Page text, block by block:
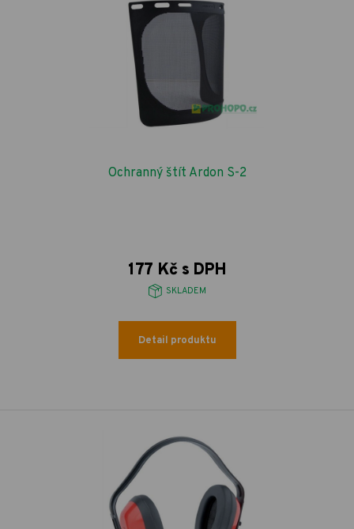
Ochranný štít Ardon S-2
177 Kč s DPH
SKLADEM
Detail produktu